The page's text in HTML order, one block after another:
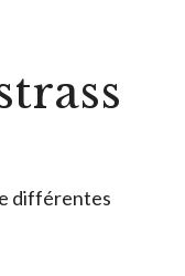
différentes